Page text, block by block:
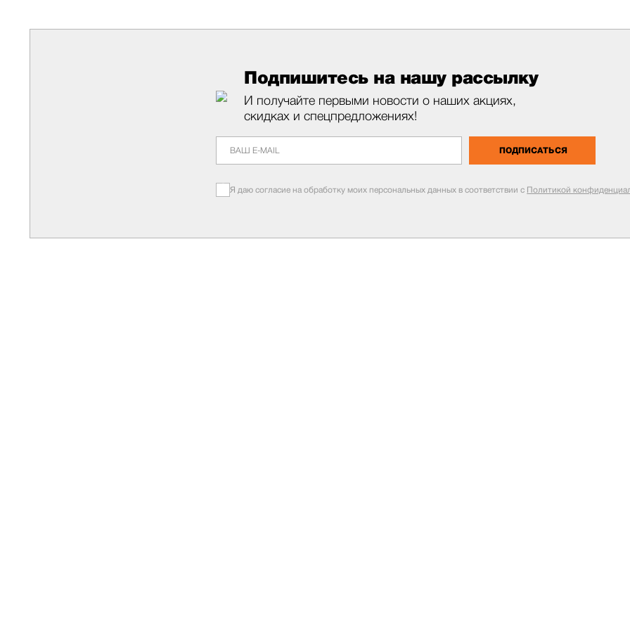
Подпишитесь на нашу рассылку
И получайте первыми новости о наших акциях,
скидках и спецпредложениях!
ПОДПИСАТЬСЯ
Я даю согласие на обработку моих персональных данных в соответствии с Политикой